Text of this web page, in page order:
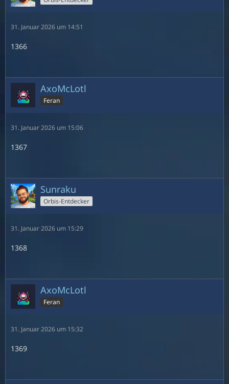
31. Januar 2026 um 14:51
1366
AxoMcLotl
Feran
31. Januar 2026 um 15:06
1367
Sunraku
Orbis-Entdecker
31. Januar 2026 um 15:29
1368
AxoMcLotl
Feran
31. Januar 2026 um 15:32
1369